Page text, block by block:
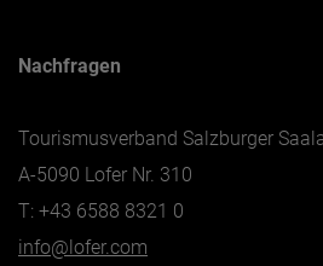
Nachfragen
Tourismusverband Salzburger
A-5090 Lofer Nr. 310
T: +43 6588 8321 0
info@lofer.com